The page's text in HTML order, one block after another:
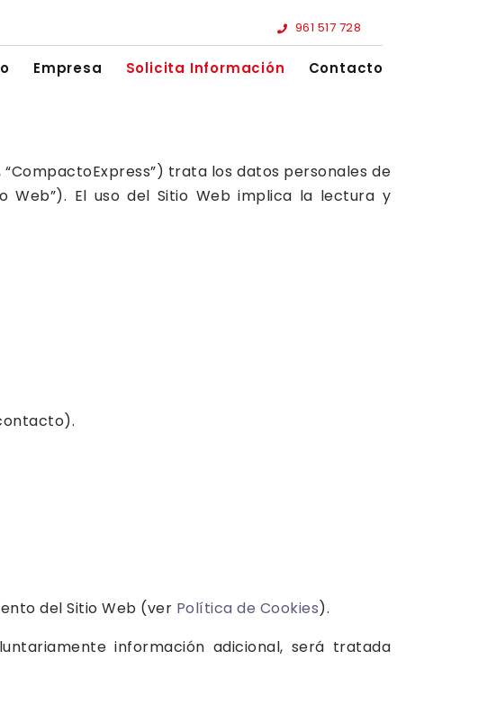
961 517 728
Empresa Solicita Información Contacto
trata los datos personales de
Web”). El uso del Sitio Web implica la lectura y
del Sitio Web (ver Política de Cookies).
información adicional, será tratada